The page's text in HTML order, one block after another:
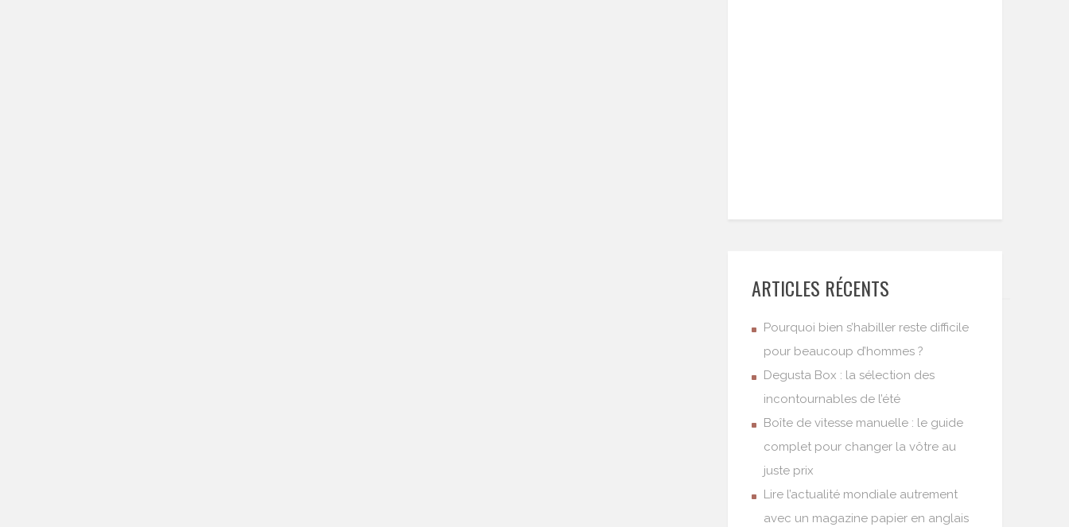
ARTICLES RÉCENTS
Pourquoi bien s’habiller reste difficile
pour beaucoup d’hommes ?
Degusta Box : la sélection des
incontournables de l’été
Boîte de vitesse manuelle : le guide
complet pour changer la vôtre au
juste prix
Lire l’actualité mondiale autrement
avec un magazine papier en anglais